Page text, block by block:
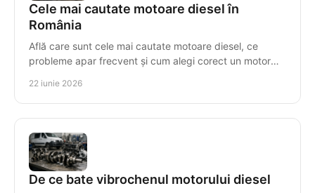
Cele mai cautate motoare diesel în
România
Află care sunt cele mai cautate motoare diesel, ce
probleme apar frecvent și cum alegi corect un motor
22 iunie 2026
De ce bate vibrochenul motorului diesel